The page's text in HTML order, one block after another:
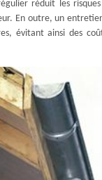
réduit les
En outre, un
évitant ainsi des